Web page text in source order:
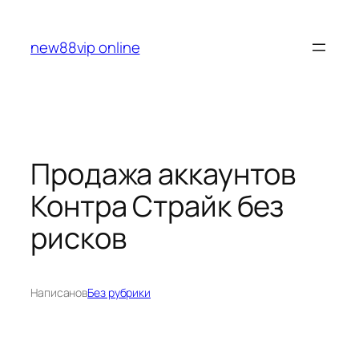
содержимому
new88vip online
Продажа аккаунтов
Контра Страйк без
рисков
НаписановБез рубрики